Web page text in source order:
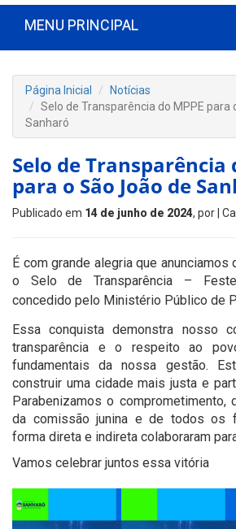
MENU PRINCIPAL
Página Inicial
Notícias
Selo de Transparência do MPPE para
Sanharó
Selo de Transparência
para o São João de
Publicado em 14 de junho de 2024, por |
É com grande alegria que anunciamos
o Selo de Transparência –
concedido pelo Ministério Público de
Essa conquista demonstra nosso
transparência e o respeito ao
fundamentais da nossa gestão.
construir uma cidade mais justa e
Parabenizamos o comprometimento,
da comissão junina e de todos os
forma direta e indireta colaboraram
Vamos celebrar juntos essa vitória